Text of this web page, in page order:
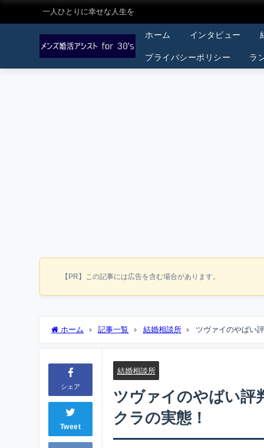
一人ひとりに幸せな人生を
ホーム インタビュー
プライバシーポリシー ラ
【PR】この記事には広告を含む場合があります。
ホーム 記事一覧 結婚相談所 ツヴァイのやばい
シェア
Tweet
結婚相談所
ツヴァイのやばい評
クラの実態！